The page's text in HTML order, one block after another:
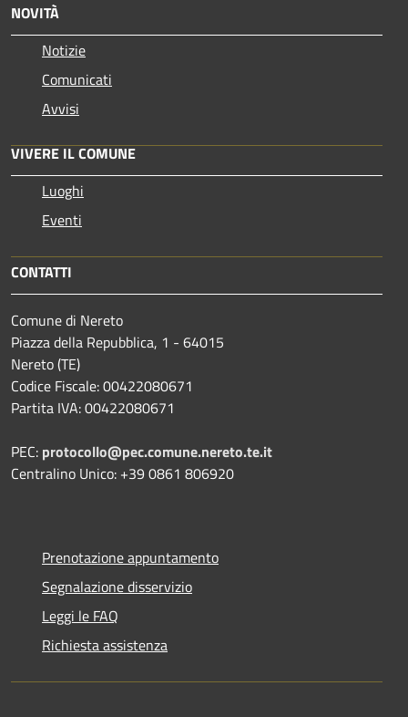
NOVITÀ
Notizie
Comunicati
Avvisi
VIVERE IL COMUNE
Luoghi
Eventi
CONTATTI
Comune di Nereto
Piazza della Repubblica, 1 - 64015
Nereto (TE)
Codice Fiscale: 00422080671
Partita IVA: 00422080671
PEC: protocollo@pec.comune.nereto.te.it
Centralino Unico: +39 0861 806920
Prenotazione appuntamento
Segnalazione disservizio
Leggi le FAQ
Richiesta assistenza